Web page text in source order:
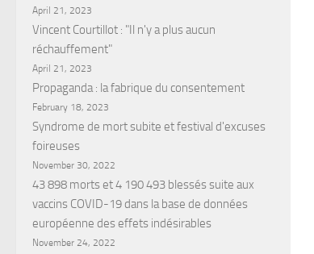
April 21, 2023
Vincent Courtillot : "Il n'y a plus aucun
réchauffement"
April 21, 2023
Propaganda : la fabrique du consentement
February 18, 2023
Syndrome de mort subite et festival d'excuses
foireuses
November 30, 2022
43 898 morts et 4 190 493 blessés suite aux
vaccins COVID-19 dans la base de données
européenne des effets indésirables
November 24, 2022